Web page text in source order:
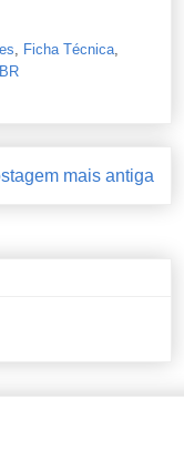
Ficha Técnica
mais antiga